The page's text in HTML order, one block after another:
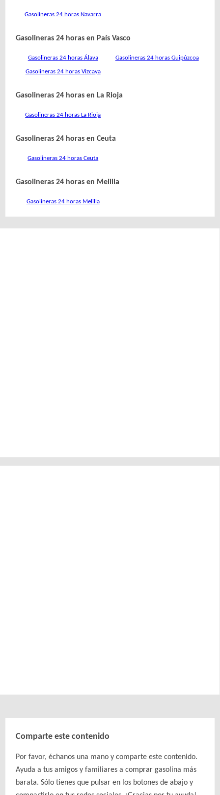
Gasolineras 24 horas Navarra
Gasolineras 24 horas en País Vasco
Gasolineras 24 horas Álava Gasolineras 24 horas Guipúzcoa
Gasolineras 24 horas Vizcaya
Gasolineras 24 horas en La Rioja
Gasolineras 24 horas La Rioja
Gasolineras 24 horas en Ceuta
Gasolineras 24 horas Ceuta
Gasolineras 24 horas en Melilla
Gasolineras 24 horas Melilla
Comparte este contenido
Por favor, échanos una mano y comparte este contenido.
Ayuda a tus amigos y familiares a comprar gasolina más
barata. Sólo tienes que pulsar en los botones de abajo y